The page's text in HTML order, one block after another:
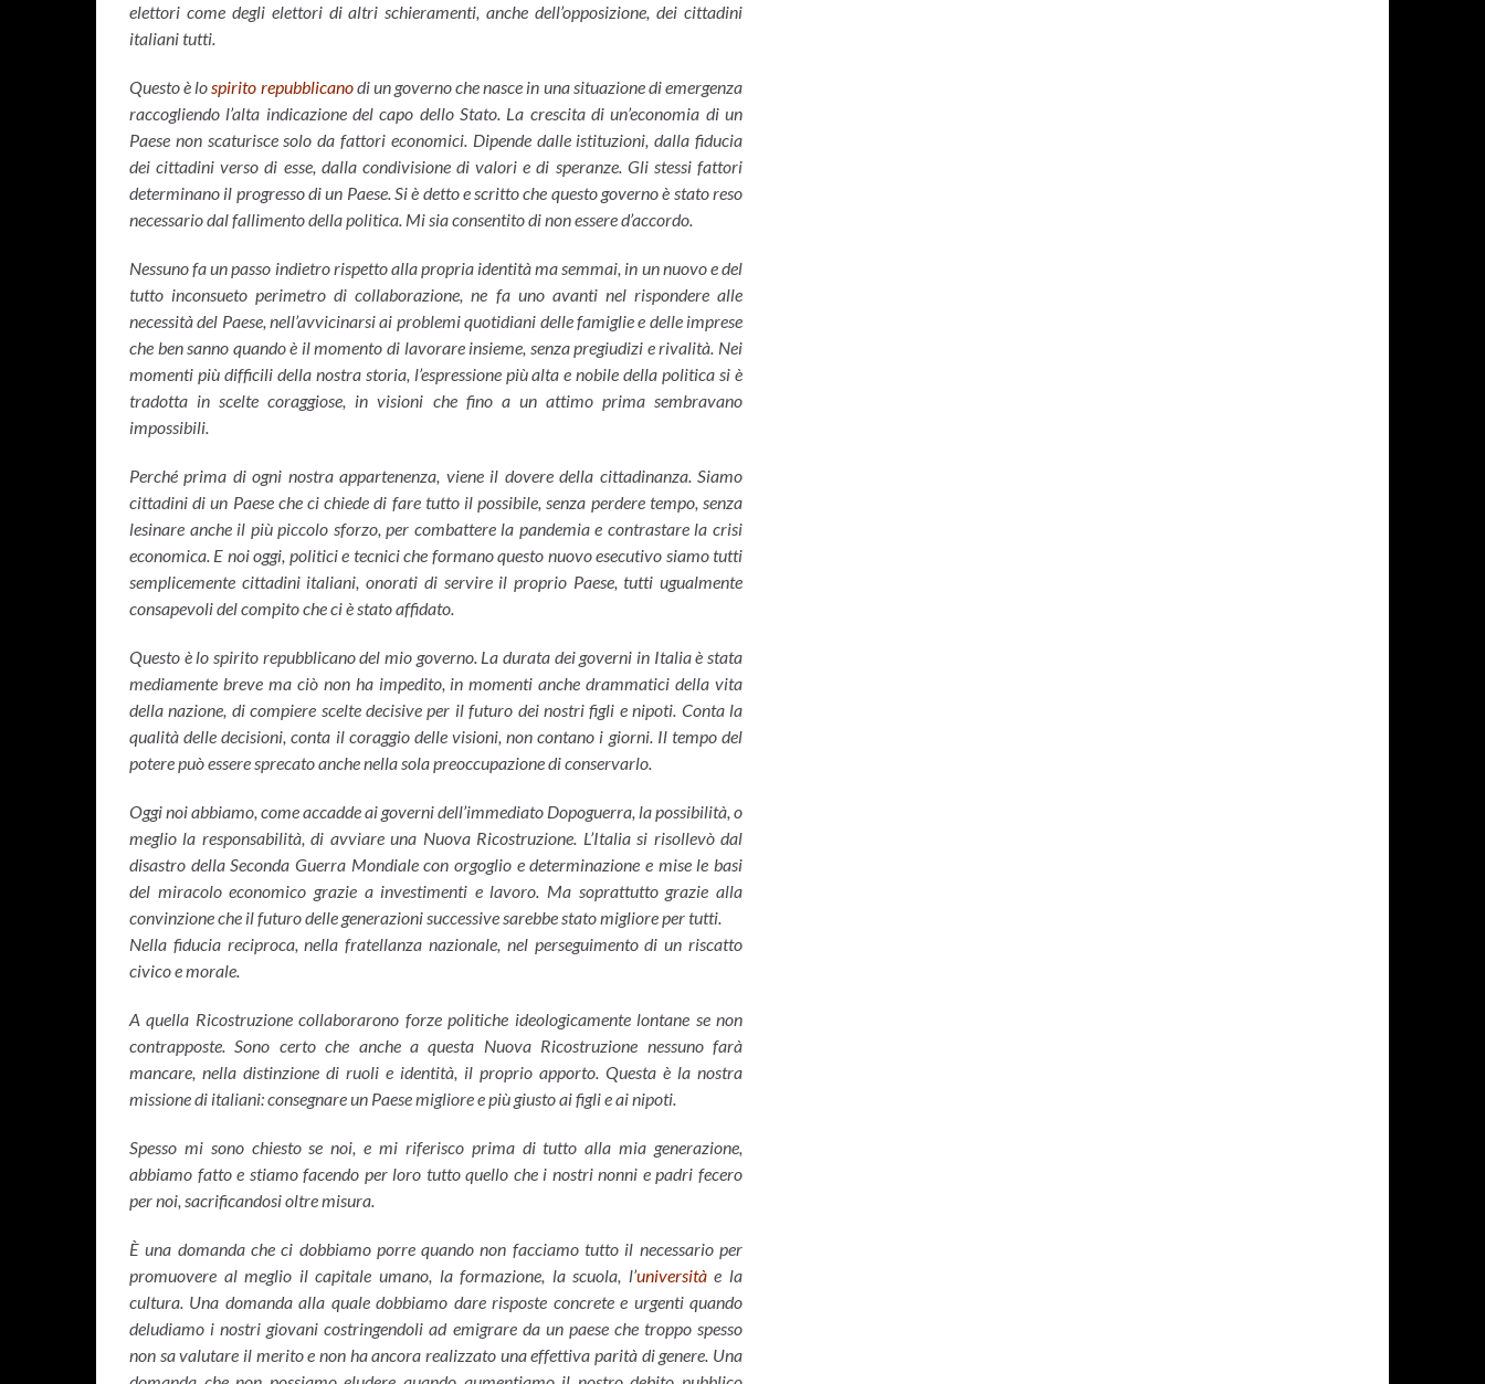
elettori come degli elettori di altri schieramenti, anche dell’opposizione, dei cittadini
italiani tutti.
Questo è lospirito repubblicanodi un governo che nasce in una situazione di emergenza
raccogliendo l’alta indicazione del capo dello Stato. La crescita di un’economia di un
Paese non scaturisce solo da fattori economici. Dipende dalle istituzioni, dalla fiducia
dei cittadini verso di esse, dalla condivisione di valori e di speranze. Gli stessi fattori
determinano il progresso di un Paese. Si è detto e scritto che questo governo è stato reso
necessario dal fallimento della politica. Mi sia consentito di non essere d’accordo.
Nessuno fa un passo indietro rispetto alla propria identità ma semmai, in un nuovo e del
tutto inconsueto perimetro di collaborazione, ne fa uno avanti nel rispondere alle
necessità del Paese, nell’avvicinarsi ai problemi quotidiani delle famiglie e delle imprese
che ben sanno quando è il momento di lavorare insieme, senza pregiudizi e rivalità. Nei
momenti più difficili della nostra storia, l’espressione più alta e nobile della politica si è
tradotta in scelte coraggiose, in visioni che fino a un attimo prima sembravano
impossibili.
Perché prima di ogni nostra appartenenza, viene il dovere della cittadinanza. Siamo
cittadini di un Paese che ci chiede di fare tutto il possibile, senza perdere tempo, senza
lesinare anche il più piccolo sforzo, per combattere la pandemia e contrastare la crisi
economica. E noi oggi, politici e tecnici che formano questo nuovo esecutivo siamo tutti
semplicemente cittadini italiani, onorati di servire il proprio Paese, tutti ugualmente
consapevoli del compito che ci è stato affidato.
Questo è lo spirito repubblicano del mio governo. La durata dei governi in Italia è stata
mediamente breve ma ciò non ha impedito, in momenti anche drammatici della vita
della nazione, di compiere scelte decisive per il futuro dei nostri figli e nipoti. Conta la
qualità delle decisioni, conta il coraggio delle visioni, non contano i giorni. Il tempo del
potere può essere sprecato anche nella sola preoccupazione di conservarlo.
Oggi noi abbiamo, come accadde ai governi dell’immediato Dopoguerra, la possibilità, o
meglio la responsabilità, di avviare una Nuova Ricostruzione. L’Italia si risollevò dal
disastro della Seconda Guerra Mondiale con orgoglio e determinazione e mise le basi
del miracolo economico grazie a investimenti e lavoro. Ma soprattutto grazie alla
convinzione che il futuro delle generazioni successive sarebbe stato migliore per tutti.
Nella fiducia reciproca, nella fratellanza nazionale, nel perseguimento di un riscatto
civico e morale.
A quella Ricostruzione collaborarono forze politiche ideologicamente lontane se non
contrapposte. Sono certo che anche a questa Nuova Ricostruzione nessuno farà
mancare, nella distinzione di ruoli e identità, il proprio apporto. Questa è la nostra
missione di italiani: consegnare un Paese migliore e più giusto ai figli e ai nipoti.
Spesso mi sono chiesto se noi, e mi riferisco prima di tutto alla mia generazione,
abbiamo fatto e stiamo facendo per loro tutto quello che i nostri nonni e padri fecero
per noi, sacrificandosi oltre misura.
È una domanda che ci dobbiamo porre quando non facciamo tutto il necessario per
promuovere al meglio il capitale umano, la formazione, la scuola, l’universitàe la
cultura. Una domanda alla quale dobbiamo dare risposte concrete e urgenti quando
deludiamo i nostri giovani costringendoli ad emigrare da un paese che troppo spesso
non sa valutare il merito e non ha ancora realizzato una effettiva parità di genere. Una